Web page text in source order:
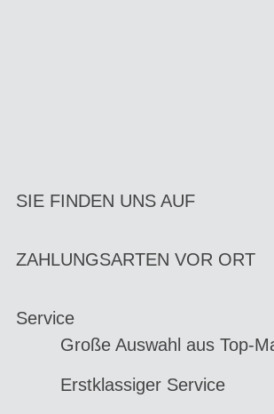
SIE FINDEN UNS AUF
ZAHLUNGSARTEN VOR ORT
Service
Große Auswahl aus Top-
Erstklassiger Service